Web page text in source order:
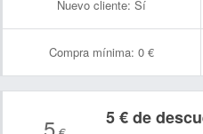
Nuevo cliente: Sí
Compra mínima: 0 €
5 € de